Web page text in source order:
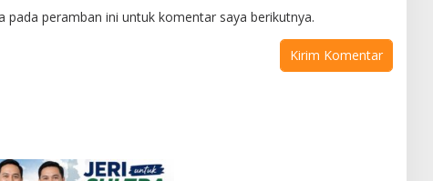
pada peramban ini untuk komentar saya berikutnya.